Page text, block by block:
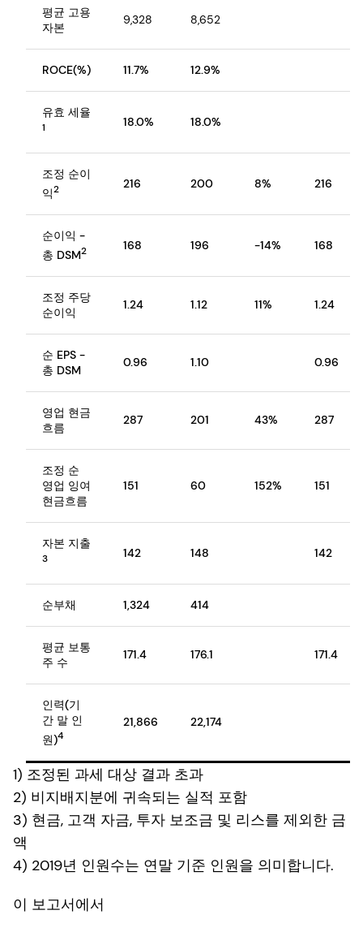
평균 고용
자본
9,328 8,652
ROCE(%) 11.7% 12.9%
유효 세율
1 18.0% 18.0%
조정 순이
익2 216 200 8% 216
순이익 -
총 DSM2 168 196 -14% 168
조정 주당
순이익
1.24 1.12 11% 1.24
순 EPS -
총 DSM
0.96 1.10 0.96
영업 현금
흐름
287 201 43% 287
조정 순
영업 잉여
현금흐름
151 60 152% 151
자본 지출
3 142 148 142
순부채 1,324 414
평균 보통
주 수
171.4 176.1 171.4
인력(기
간 말 인
원)4
21,866 22,174
1) 조정된 과세 대상 결과 초과
2) 비지배지분에 귀속되는 실적 포함
3) 현금, 고객 자금, 투자 보조금 및 리스를 제외한 금
액
4) 2019년 인원수는 연말 기준 인원을 의미합니다.
이 보고서에서